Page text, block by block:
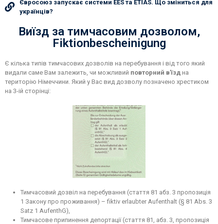
Євросоюз запускає системи EES та ETIAS. Що зміниться для
українців?
Виїзд за тимчасовим дозволом,
Fiktionbescheinigung
Є кілька типів тимчасових дозволів на перебування і від того який
видали саме Вам залежить, чи можливий повторний в’їзд на
територію Німеччини. Який у Вас вид дозволу позначено хрестиком
на 3-ій сторінці:
Тимчасовий дозвіл на перебування (стаття 81 абз. 3 пропозиція
1 Закону про проживання) – fiktiv erlaubter Aufenthalt (§ 81 Abs. 3
Satz 1 AufenthG),
Тимчасове припинення депортації (стаття 81, абз. 3, пропозиція